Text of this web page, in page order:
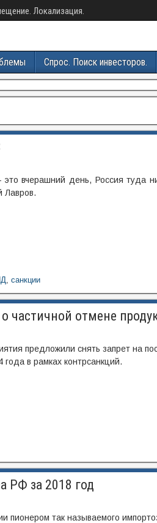
Локализация.
Спрос. Поиск инвесторов.
вчерашний день, Россия туда
Лавров.
, санкции
отмене
предложили снять запрет на
в рамках контрсанкций.
РФ за 2018 год
пионером так называемого